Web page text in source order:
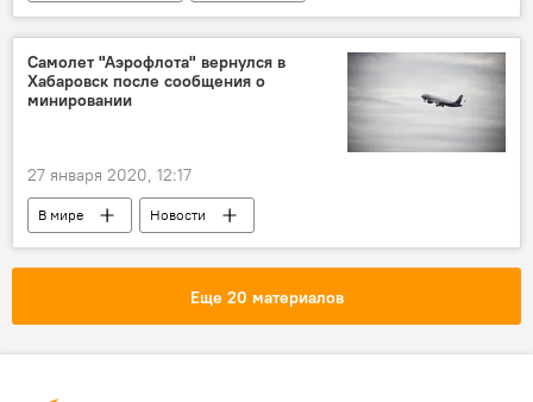
Экономика
Самолет "Аэрофлота" вернулся в
Хабаровск после сообщения о
минировании
27 января 2020, 12:17
В мире Новости
Еще 20 материалов